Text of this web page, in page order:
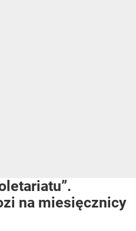
na miesięcznicy